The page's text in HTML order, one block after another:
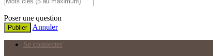
Poser une question
Publier Annuler
Se connecter